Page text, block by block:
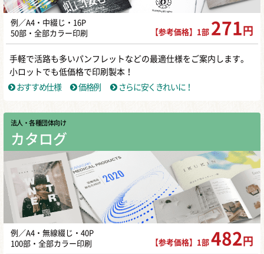
例／A4・中綴じ・16P
50部・全部カラー印刷
【参考価格】1部 271 円
手軽で活路も多いパンフレットなどの最適仕様をご案内します。
小ロットでも低価格で印刷製本！
おすすめ仕様
価格例 さらに安くきれいに！
法人・各種団体向け
カタログ
例／A4・無線綴じ・40P
100部・全部カラー印刷
【参考価格】1部 482 円